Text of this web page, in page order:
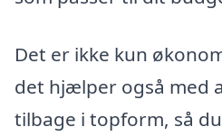
Det er ikke kun
det hjælper også med
tilbage i topform, så